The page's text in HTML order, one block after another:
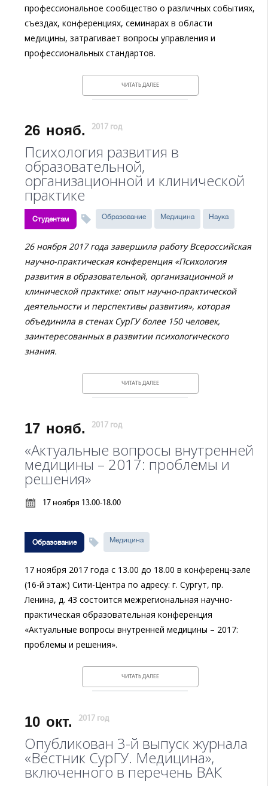
профессиональное сообщество о различных событиях,
съездах, конференциях, семинарах в области
медицины, затрагивает вопросы управления и
профессиональных стандартов.
ЧИТАТЬ ДАЛЕЕ
26 нояб. 2017 год
Психология развития в
образовательной,
организационной и клинической
практике
Студентам Образование Медицина Наука
26 ноября 2017 года завершила работу Всероссийская
научно-практическая конференция «Психология
развития в образовательной, организационной и
клинической практике: опыт научно-практической
деятельности и перспективы развития», которая
объединила в стенах СурГУ более 150 человек,
заинтересованных в развитии психологического
знания.
ЧИТАТЬ ДАЛЕЕ
17 нояб. 2017 год
«Актуальные вопросы внутренней
медицины – 2017: проблемы и
решения»
17 ноября 13.00-18.00
Образование Медицина
17 ноября 2017 года с 13.00 до 18.00 в конференц-зале
(16-й этаж) Сити-Центра по адресу: г. Сургут, пр.
Ленина, д. 43 состоится межрегиональная научно-
практическая образовательная конференция
«Актуальные вопросы внутренней медицины – 2017:
проблемы и решения».
ЧИТАТЬ ДАЛЕЕ
10 окт. 2017 год
Опубликован 3-й выпуск журнала
«Вестник СурГУ. Медицина»,
включенного в перечень ВАК